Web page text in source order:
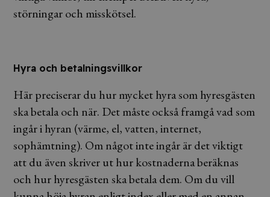
störningar och misskötsel.
Hyra och betalningsvillkor
Här preciserar du hur mycket hyra som hyresgästen
ska betala och när. Det måste också framgå vad som
ingår i hyran (värme, el, vatten, internet,
sophämtning). Om något inte ingår är det viktigt
att du även skriver ut hur kostnaderna beräknas
och hur hyresgästen ska betala dem. Om du vill